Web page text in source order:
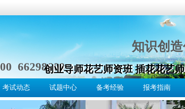
考试动态 试题中心 备考经验 报考指南
知识创
66298600创业导师花艺师资班 插花花艺
创业导师花艺师资班 插花花艺